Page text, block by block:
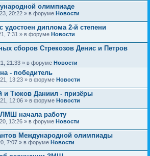
олимпиаде
20:22 » в форуме Новости
удостоен диплома 2-й степени
7:31 » в форуме Новости
сборов Стрекозов Денис и Петров
21:33 » в форуме Новости
- победитель
13:23 » в форуме Новости
и Тюков Даниил - призёры
12:06 » в форуме Новости
начала работу
13:26 » в форуме Новости
Международной олимпиады
7:07 » в форуме Новости